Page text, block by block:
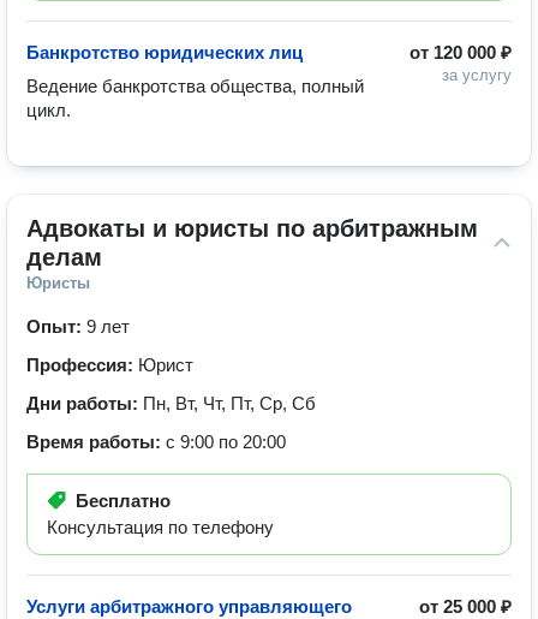
от 120 000 ₽
за услугу
Банкротство юридических лиц
Ведение банкротства общества, полный
цикл.
Адвокаты и юристы по арбитражным
делам
Юристы
Опыт: 9 лет
Профессия: Юрист
Дни работы: Пн, Вт, Чт, Пт, Ср, Сб
Время работы: с 9:00 по 20:00
Бесплатно
Консультация по телефону
от 25 000 ₽
Услуги арбитражного управляющего